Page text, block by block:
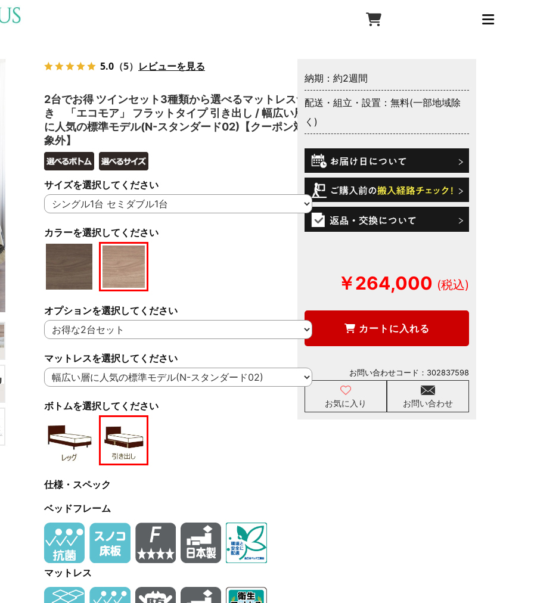
5.0 （5） レビューを見る
2台でお得 ツインセット3種類から選べるマットレスつ
き 「エコモア」 フラットタイプ 引き出し / 幅広い層
に人気の標準モデル(N-スタンダード02)【クーポン対
象外】
カラーを選択してください
サイズを選択してください
オプションを選択してください
マットレスを選択してください
ボトムを選択してください
仕様・スペック
ベッドフレーム
マットレス
納期：約2週間
配送・組立・設置：無料(一部地域除
く)
￥264,000
カートに入れる
お気に入り お問い合わせ
お問い合わせコード： 302837598